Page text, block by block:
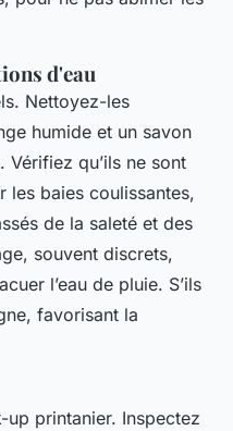
d'eau
Nettoyez-les
humide et un savon
qu’ils ne sont
les baies coulissantes,
de la saleté et des
souvent discrets,
l’eau de pluie. S’ils
favorisant la
up printanier. Inspectez